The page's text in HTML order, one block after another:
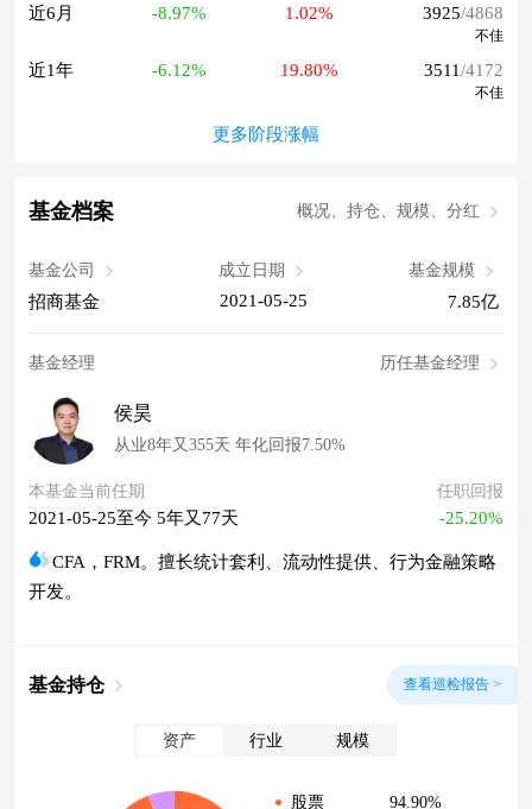
近6月 -8.97% 1.02% 3925/4868
不佳
近1年 -6.12% 19.80% 3511/4172
不佳
更多阶段涨幅
基金档案 概况、持仓、规模、分红
基金公司
招商基金
成立日期
2021-05-25
基金规模
7.85亿
基金经理 历任基金经理
侯昊
从业8年又355天 年化回报7.50%
本基金当前任期
2021-05-25至今 5年又77天
任职回报
-25.20%
CFA，FRM。擅长统计套利、流动性提供、行为金融策略
开发。
基金持仓 查看巡检报告 >
资产 行业 规模
股票
94.90%